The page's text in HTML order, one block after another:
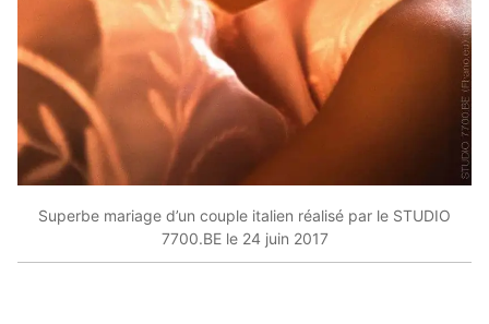
Superbe mariage d’un couple italien réalisé par le STUDIO
7700.BE le 24 juin 2017